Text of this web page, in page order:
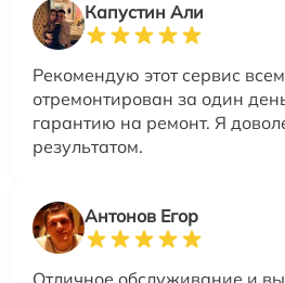
Капустин Али
Рекомендую этот сервис
отремонтирован за один
гарантию на ремонт. Я
результатом.
Антонов Егор
Отличное обслуживание и